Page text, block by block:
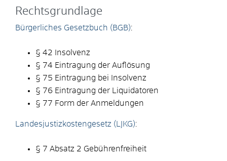
Rechtsgrundlage
Bürgerliches Gesetzbuch (BGB):
§ 42 Insolvenz
§ 74 Eintragung der Auflösung
§ 75 Eintragung bei Insolvenz
§ 76 Eintragung der Liquidatoren
§ 77 Form der Anmeldungen
Landesjustizkostengesetz (LJKG):
§ 7 Absatz 2 Gebührenfreiheit